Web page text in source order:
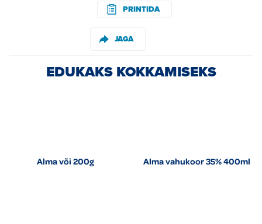
PRINTIDA
JAGA
EDUKAKS KOKKAMISEKS
Alma või 200g Alma vahukoor 35% 400ml